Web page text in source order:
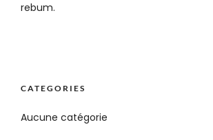
rebum.
CATEGORIES
Aucune catégorie